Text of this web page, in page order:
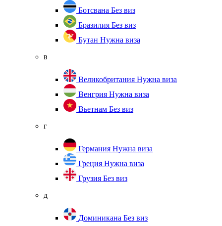
Ботсвана Без виз
Бразилия Без виз
Бутан Нужна виза
в
Великобритания Нужна виза
Венгрия Нужна виза
Вьетнам Без виз
г
Германия Нужна виза
Греция Нужна виза
Грузия Без виз
д
Доминикана Без виз